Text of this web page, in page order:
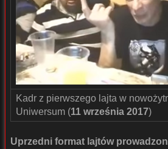
Kadr z pierwszego lajta w
Uniwersum (11 września 2017)
Uprzedni format lajtów